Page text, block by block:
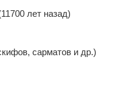
лет назад)
сарматов и др.)